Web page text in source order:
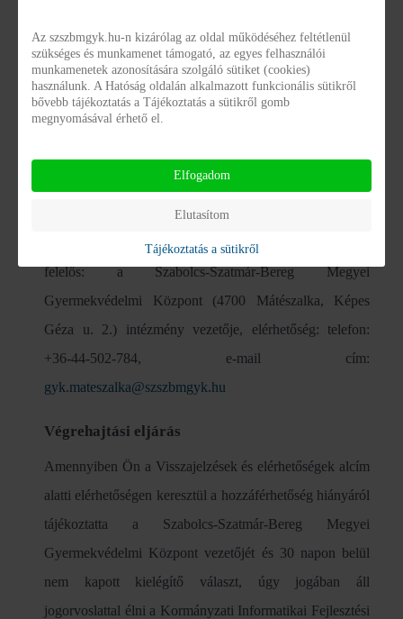
E nyilatkozat a szervezetünk által végzett önértékelés
alapján 2022. május 12. napján készült a
https://kifu.gov.hu/akadalymentesitesi-nyilatkozat-sablon-
nyilatkozat alapján.
Visszajelzés és elérhetőségek
Az akadálymentesítésért és a kérések feldolgozásért
felelős: a Szabolcs-Szatmár-Bereg Megyei
Gyermekvédelmi Központ (4700 Mátészalka, Képes
Géza u. 2.) intézmény vezetője, elérhetőség: telefon:
+36-44-502-784, e-mail cím:
gyk.mateszalka@szszbmgyk.hu
Végrehajtási eljárás
Amennyiben Ön a Visszajelzések és elérhetőségek alcím
alatti elérhetőségen keresztül a hozzáférhetőség hiányáról
tájékoztatta a Szabolcs-Szatmár-Bereg Megyei
Gyermekvédelmi Központ vezetőjét és 30 napon belül
nem kapott kielégítő választ, úgy jogában áll
jogorvoslattal élni a Kormányzati Informatikai Fejlesztési
Az szszbmgyk.hu-n kizárólag az oldal működéséhez feltétlenül
szükséges és munkamenet támogató, az egyes felhasználói
munkamenetek azonosítására szolgáló sütiket (cookies)
használunk. A Hatóság oldalán alkalmazott funkcionális sütikről
bővebb tájékoztatás a Tájékoztatás a sütikről gomb
megnyomásával érhető el.
Elfogadom
Elutasítom
Tájékoztatás a sütikről